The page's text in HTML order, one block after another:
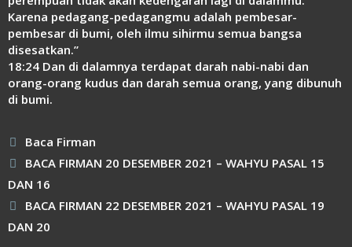
Karena pedagang-pedagangmu adalah pembesar-
pembesar di bumi, oleh ilmu sihirmu semua bangsa
disesatkan.”
18:24 Dan di dalamnya terdapat darah nabi-nabi dan
orang-orang kudus dan darah semua orang, yang dibunuh
di bumi.
Kategori
Baca Firman
BACA FIRMAN 20 DESEMBER 2021 – WAHYU PASAL 15
DAN 16
BACA FIRMAN 22 DESEMBER 2021 – WAHYU PASAL 19
DAN 20